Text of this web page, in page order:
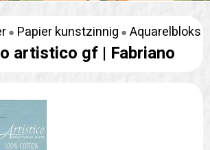
Papier kunstzinnig Aquarelbloks
artistico gf | Fabriano